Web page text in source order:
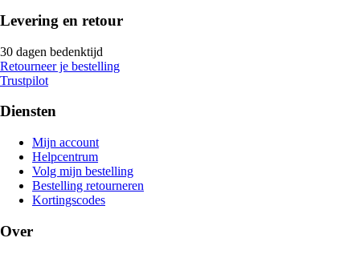
Levering en retour
30 dagen bedenktijd
Retourneer je bestelling
Trustpilot
Diensten
Mijn account
Helpcentrum
Volg mijn bestelling
Bestelling retourneren
Kortingscodes
Over